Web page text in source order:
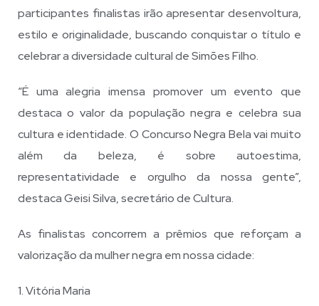
participantes finalistas irão apresentar desenvoltura,
estilo e originalidade, buscando conquistar o título e
celebrar a diversidade cultural de Simões Filho.
“É uma alegria imensa promover um evento que
destaca o valor da população negra e celebra sua
cultura e identidade. O Concurso Negra Bela vai muito
além da beleza, é sobre autoestima,
representatividade e orgulho da nossa gente”,
destaca Geisi Silva, secretário de Cultura.
As finalistas concorrem a prêmios que reforçam a
valorização da mulher negra em nossa cidade:
1. ⁠Vitória Maria